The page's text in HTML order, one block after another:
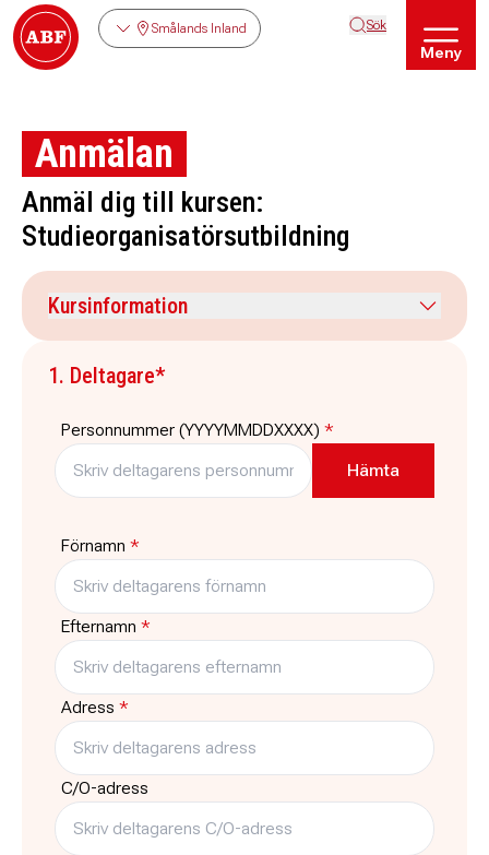
Smålands Inland Sök
Meny
Anmälan
Anmäl dig till kursen:
Studieorganisatörsutbildning
Kursinformation
Kursdatum
1 september 2026
Tid
17:30 - 20:30
Plats
Pris Platser kvar
Typ
Kurs
1. Deltagare*
Personnummer (YYYYMMDDXXXX) *
Förnamn *
Efternamn *
Adress *
C/O-adress